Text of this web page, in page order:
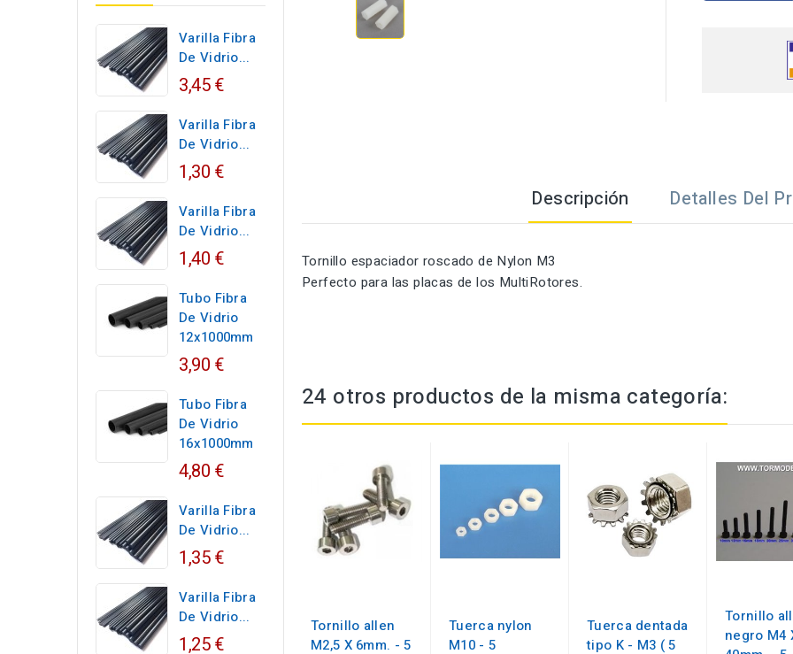
Varilla Fibra
De Vidrio...
3,45 €
Varilla Fibra
De Vidrio...
1,30 €
Varilla Fibra
De Vidrio...
1,40 €
Tubo Fibra
De Vidrio
12x1000mm
3,90 €
Tubo Fibra
De Vidrio
16x1000mm
4,80 €
Varilla Fibra
De Vidrio...
1,35 €
Varilla Fibra
De Vidrio...
1,25 €
Descripción Detalles Del
Tornillo espaciador roscado de Nylon M3
Perfecto para las placas de los MultiRotores.
24 otros productos de la misma categoría:
Tornillo allen
M2,5 X 6mm. - 5
Tuerca nylon
M10 - 5
Tuerca dentada
tipo K - M3 ( 5
Tornillo
negro M4